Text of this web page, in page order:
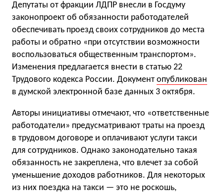
Депутаты от фракции ЛДПР внесли в Госдуму
законопроект об обязанности работодателей
обеспечивать проезд своих сотрудников до места
работы и обратно «при отсутствии возможности
воспользоваться общественным транспортом».
Изменения предлагается внести в статью 22
Трудового кодекса России. Документ опубликован
в думской электронной базе данных 3 октября.
Авторы инициативы отмечают, что «ответственные
работодатели» предусматривают траты на проезд
в трудовом договоре и оплачивают услуги такси
для сотрудников. Однако законодательно такая
обязанность не закреплена, что влечет за собой
уменьшение доходов работников. Для некоторых
из них поездка на такси — это не роскошь,